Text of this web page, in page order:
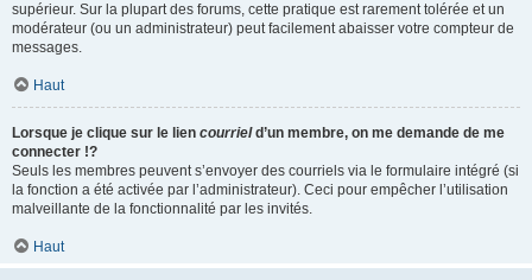
supérieur. Sur la plupart des forums, cette pratique est rarement tolérée et un
modérateur (ou un administrateur) peut facilement abaisser votre compteur de
messages.
Haut
Lorsque je clique sur le lien courrield’un membre, on me demande de me
connecter !?
Seuls les membres peuvent s’envoyer des courriels via le formulaire intégré (si
la fonction a été activée par l’administrateur). Ceci pour empêcher l’utilisation
malveillante de la fonctionnalité par les invités.
Haut